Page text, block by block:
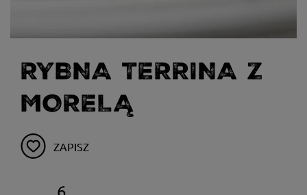
RYBNA TERRINA Z
MORELĄ
ZAPISZ